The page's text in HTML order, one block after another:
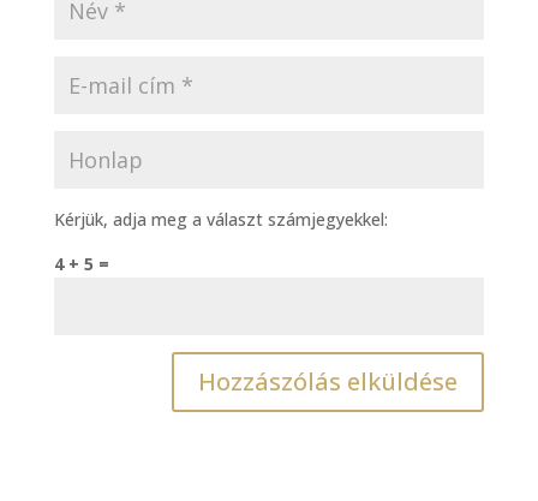
Kérjük, adja meg a választ számjegyekkel:
4 + 5 =